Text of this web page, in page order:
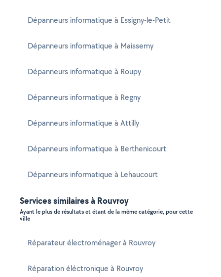
Dépanneurs informatique à Essigny-le-Petit
Dépanneurs informatique à Maissemy
Dépanneurs informatique à Roupy
Dépanneurs informatique à Regny
Dépanneurs informatique à Attilly
Dépanneurs informatique à Berthenicourt
Dépanneurs informatique à Lehaucourt
Services similaires à Rouvroy
Ayant le plus de résultats et étant de la même catégorie, pour cette
ville
Réparateur électroménager à Rouvroy
Réparation éléctronique à Rouvroy